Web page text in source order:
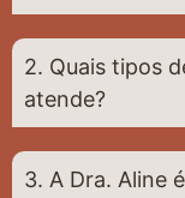
2. Quais tipos
atende?
3. A Dra. Aline